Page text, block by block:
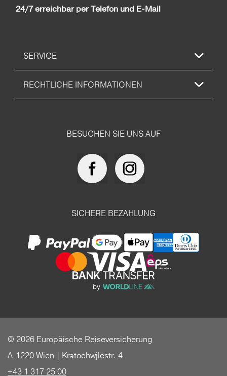
24/7 erreichbar per Telefon und E-Mail
SERVICE
RECHTLICHE INFORMATIONEN
BESUCHEN SIE UNS AUF
SICHERE BEZAHLUNG
© 2026 Europäische Reiseversicherung
A-1220 Wien | Kratochwjlestr. 4
+43 1 317 25 00